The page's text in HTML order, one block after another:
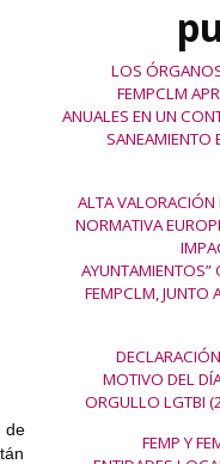
de
LOS
FEMPCLM
ANUALES EN UN
SANEAMIENTO
ALTA VALORACIÓN
NORMATIVA
FEMPCLM, JUNTO
MOTIVO DEL
ORGULLO LGTBI
FEMP Y